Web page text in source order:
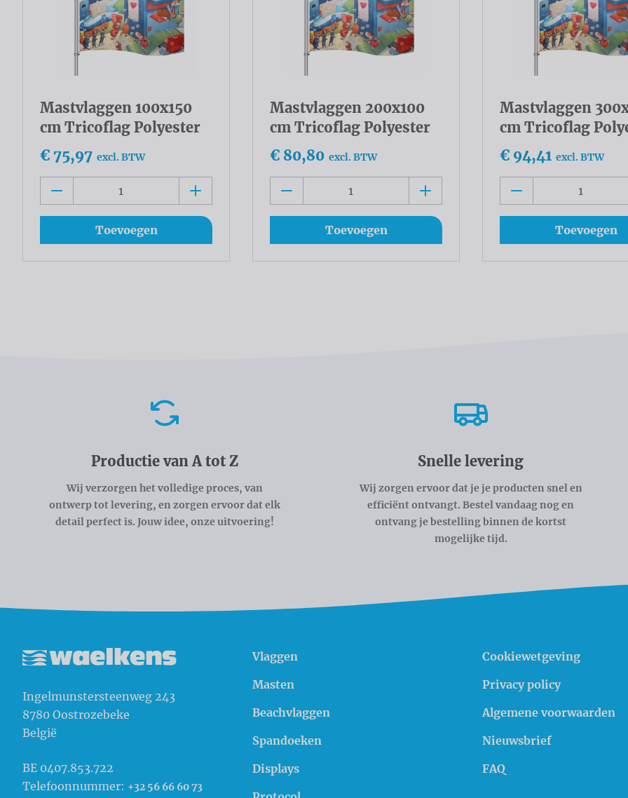
Mastvlaggen 100x150
cm Tricoflag Polyester
€ 75,97 excl. BTW
Toevoegen
Mastvlaggen 200x100
cm Tricoflag Polyester
€ 80,80 excl. BTW
Toevoegen
Mastvlaggen
cm Tricoflag
€ 94,41 excl. BTW
Toevoegen
Productie van A tot Z
Wij verzorgen het volledige proces, van
ontwerp tot levering, en zorgen ervoor dat elk
detail perfect is. Jouw idee, onze uitvoering!
Snelle levering
Wij zorgen ervoor dat je je producten snel en
efficiënt ontvangt. Bestel vandaag nog en
ontvang je bestelling binnen de kortst
mogelijke tijd.
Ingelmunstersteenweg 243
8780 Oostrozebeke
België
BE 0407.853.722
Telefoonnummer: +32 56 66 60 73
Vlaggen
Masten
Beachvlaggen
Spandoeken
Displays
Cookiewetgeving
Privacy policy
Algemene voorwaarden
Nieuwsbrief
FAQ